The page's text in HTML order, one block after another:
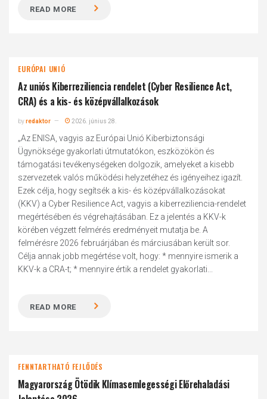
READ MORE
EURÓPAI UNIÓ
Az uniós Kiberreziliencia rendelet (Cyber Resilience Act,
CRA) és a kis- és középvállalkozások
byredaktor 2026. június 28.
„Az ENISA, vagyis az Európai Unió Kiberbiztonsági
Ügynöksége gyakorlati útmutatókon, eszközökön és
támogatási tevékenységeken dolgozik, amelyeket a kisebb
szervezetek valós működési helyzetéhez és igényeihez igazít.
Ezek célja, hogy segítsék a kis- és középvállalkozásokat
(KKV) a Cyber Resilience Act, vagyis a kiberreziliencia-rendelet
megértésében és végrehajtásában. Ez a jelentés a KKV-k
körében végzett felmérés eredményeit mutatja be. A
felmérésre 2026 februárjában és márciusában került sor.
Célja annak jobb megértése volt, hogy: * mennyire ismerik a
KKV-k a CRA-t; * mennyire értik a rendelet gyakorlati...
READ MORE
FENNTARTHATÓ FEJLŐDÉS
Magyarország Ötödik Klímasemlegességi Előrehaladási